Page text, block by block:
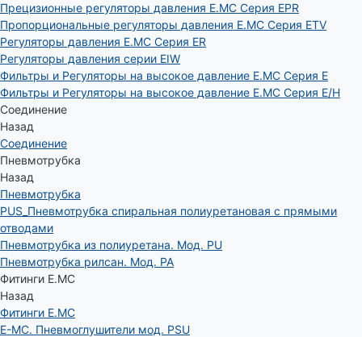
Прецизионные регуляторы давления E.MC Серия EPR
Пропорциональные регуляторы давления E.MC Серия ETV
Регуляторы давления E.MC Серия ER
Регуляторы давления серии EIW
Фильтры и Регуляторы на высокое давление E.MC Серия E
Фильтры и Регуляторы на высокое давление E.MC Серия E/H
Соединение
Назад
Соединение
Пневмотрубка
Назад
Пневмотрубка
PUS_Пневмотрубка спиральная полиуретановая с прямыми
отводами
Пневмотрубка из полиуретана. Мод. РU
Пневмотрубка рилсан. Мод. PA
Фитинги E.MC
Назад
Фитинги E.MC
E-MC. Пневмоглушители мод. PSU